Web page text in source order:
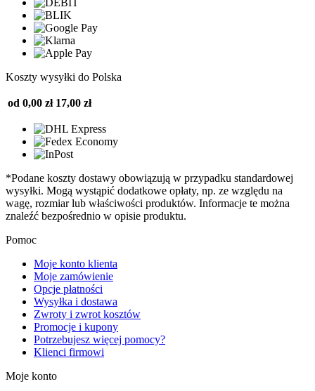
Koszty wysyłki do Polska
od 0,00 zł 17,00 zł
*Podane koszty dostawy obowiązują w przypadku standardowej
wysyłki. Mogą wystąpić dodatkowe opłaty, np. ze względu na
wagę, rozmiar lub właściwości produktów. Informacje te można
znaleźć bezpośrednio w opisie produktu.
Pomoc
Moje konto klienta
Moje zamówienie
Opcje płatności
Wysyłka i dostawa
Zwroty i zwrot kosztów
Promocje i kupony
Potrzebujesz więcej pomocy?
Klienci firmowi
Moje konto